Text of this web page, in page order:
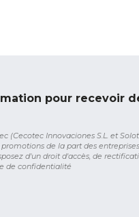
pour recevoir
(Cecotec Innovaciones S.L. et
de la part des
d'un droit d'accès, de
de confidentialité